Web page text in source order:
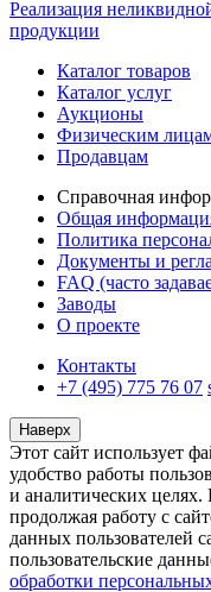
Реализация
продукции
Каталог товаров
Каталог услуг
Аукционы
Физическим
Продавцам
Справочная
Общая
Политика
Документы и
FAQ (часто
Заводы
О проекте
Контакты
+7 (495) 775 76 07
Наверх
Этот сайт использует
удобство работы
и аналитических
продолжая работу с
данных пользователей
пользовательские
обработки